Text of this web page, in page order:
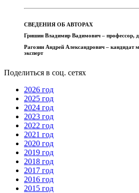
СВЕДЕНИЯ ОБ АВТОРАХ
Гришин Владимир Вадимович – профессор,
Рагозин Андрей Александрович – кандидат
эксперт
Поделиться в соц. сетях
2026 год
2025 год
2024 год
2023 год
2022 год
2021 год
2020 год
2019 год
2018 год
2017 год
2016 год
2015 год